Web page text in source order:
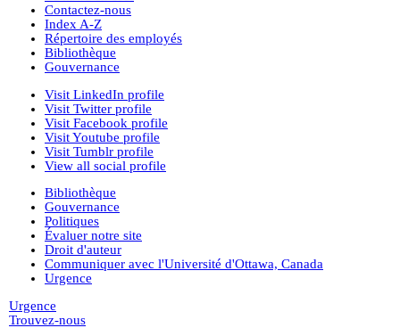
Contactez-nous
Index A-Z
Répertoire des employés
Bibliothèque
Gouvernance
Visit LinkedIn profile
Visit Twitter profile
Visit Facebook profile
Visit Youtube profile
Visit Tumblr profile
View all social profile
Bibliothèque
Gouvernance
Politiques
Évaluer notre site
Droit d'auteur
Communiquer avec l'Université d'Ottawa, Canada
Urgence
Urgence
Trouvez-nous